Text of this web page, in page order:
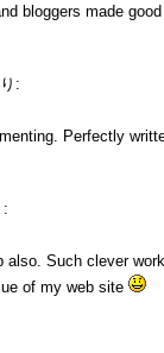
bloggers made
:
Perfectly
:
Such clever
of my web site